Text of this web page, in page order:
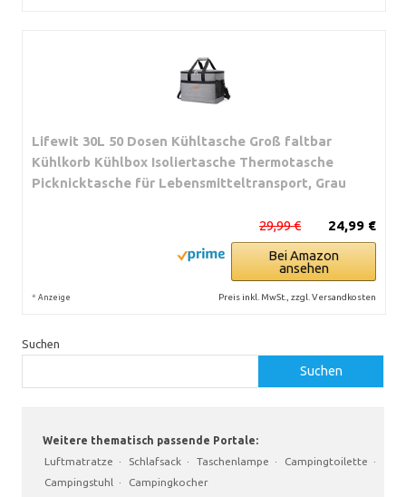
Lifewit 30L 50 Dosen Kühltasche Groß faltbar
Kühlkorb Kühlbox Isoliertasche Thermotasche
Picknicktasche für Lebensmitteltransport, Grau
24,99 €
29,99 €
Bei Amazon
ansehen
* Anzeige Preis inkl. MwSt., zzgl. Versandkosten
Suchen
Suchen
Weitere thematisch passende Portale:
Luftmatratze · Schlafsack · Taschenlampe · Campingtoilette ·
Campingstuhl · Campingkocher